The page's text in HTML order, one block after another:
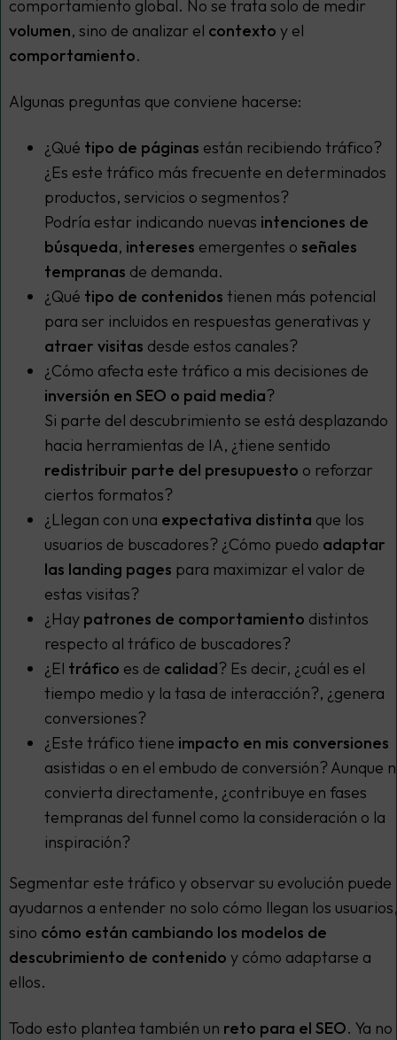
comportamiento global. No se trata solo de medir
volumen, sino de analizar el contexto y el
comportamiento.
Algunas preguntas que conviene hacerse:
¿Qué tipo de páginas están recibiendo tráfico?
¿Es este tráfico más frecuente en determinados
productos, servicios o segmentos?
Podría estar indicando nuevas intenciones de
búsqueda, intereses emergentes o señales
tempranas de demanda.
¿Qué tipo de contenidos tienen más potencial
para ser incluidos en respuestas generativas y
atraer visitas desde estos canales?
¿Cómo afecta este tráfico a mis decisiones de
inversión en SEO o paid media?
Si parte del descubrimiento se está desplazando
hacia herramientas de IA, ¿tiene sentido
redistribuir parte del presupuesto o reforzar
ciertos formatos?
¿Llegan con una expectativa distinta que los
usuarios de buscadores? ¿Cómo puedo adaptar
las landing pages para maximizar el valor de
estas visitas?
¿Hay patrones de comportamiento distintos
respecto al tráfico de buscadores?
¿El tráfico es de calidad? Es decir, ¿cuál es el
tiempo medio y la tasa de interacción?, ¿genera
conversiones?
¿Este tráfico tiene impacto en mis conversiones
asistidas o en el embudo de conversión? Aunque
convierta directamente, ¿contribuye en fases
tempranas del funnel como la consideración o la
inspiración?
Segmentar este tráfico y observar su evolución puede
ayudarnos a entender no solo cómo llegan los usuarios,
sino cómo están cambiando los modelos de
descubrimiento de contenido y cómo adaptarse a
ellos.
Todo esto plantea también un reto para el SEO. Ya no